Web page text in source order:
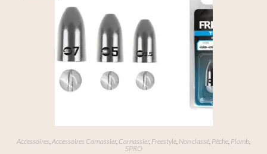
Accessoires,Accessoires Carnassier, Carnassier, Freestyle, Non classé, Pêche, Plomb,
SPRO